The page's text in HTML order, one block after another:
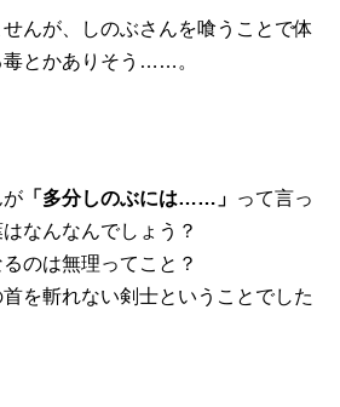
んが、しのぶさんを喰うことで体
毒とかありそう……。
が 「多分しのぶには……」 って言っ
なんなんでしょう？
のは無理ってこと？
を斬れない剣士ということでした